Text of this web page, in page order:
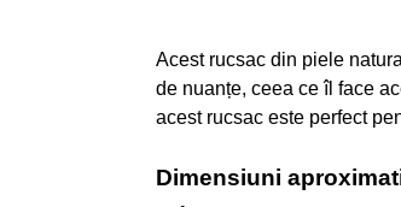
Acest rucsac din piele
de nuanțe, ceea ce îl face
acest rucsac este perfect
Dimensiuni